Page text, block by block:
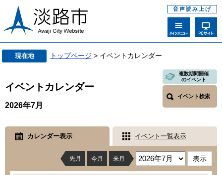
音声読み上げ
現在地 トップページ > イベントカレンダー
イベントカレンダー
複数期間開催
のイベント
イベント検索
2026年7月
カレンダー表示 イベント一覧表示
先月 今月 来月